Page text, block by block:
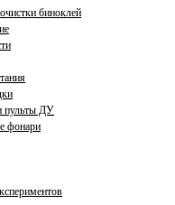
биноклей
пульты ДУ
фонари